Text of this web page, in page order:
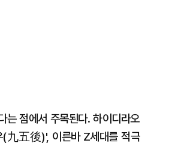
점에서 주목된다. 하이디라오
(九五後)', 이른바 Z세대를 적극